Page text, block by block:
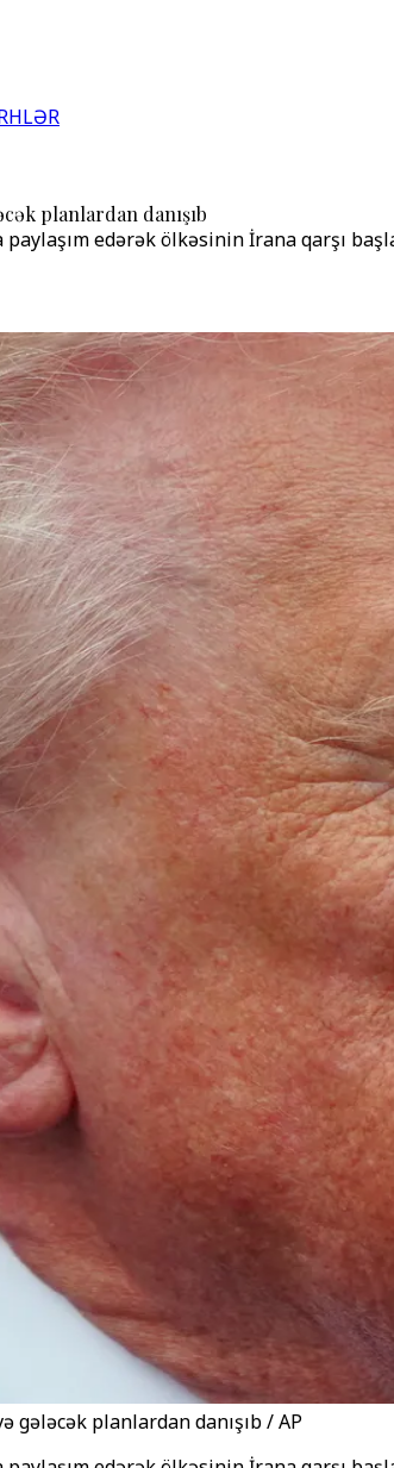
planlardan danışıb
edərək ölkəsinin İrana qarşı
gələcək planlardan danışıb / AP